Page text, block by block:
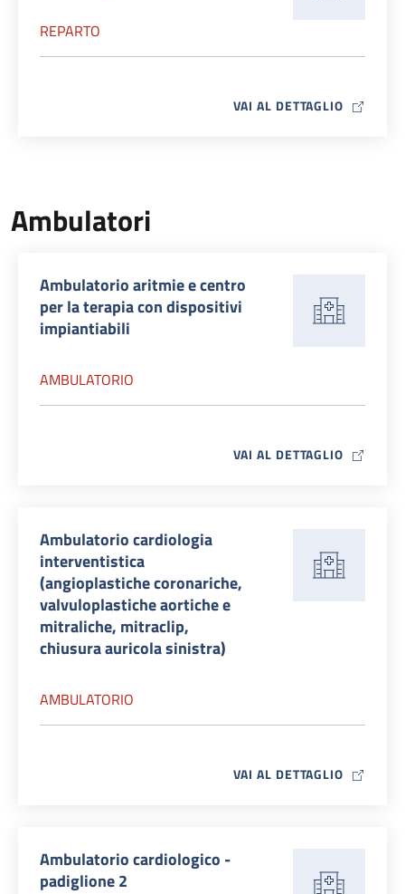
REPARTO
VAI AL DETTAGLIO MAP ICON
Ambulatori
Ambulatorio aritmie e centro
per la terapia con dispositivi
impiantiabili
AMBULATORIO
VAI AL DETTAGLIO MAP ICON
Ambulatorio cardiologia
interventistica
(angioplastiche coronariche,
valvuloplastiche aortiche e
mitraliche, mitraclip,
chiusura auricola sinistra)
AMBULATORIO
VAI AL DETTAGLIO MAP ICON
Ambulatorio cardiologico -
padiglione 2